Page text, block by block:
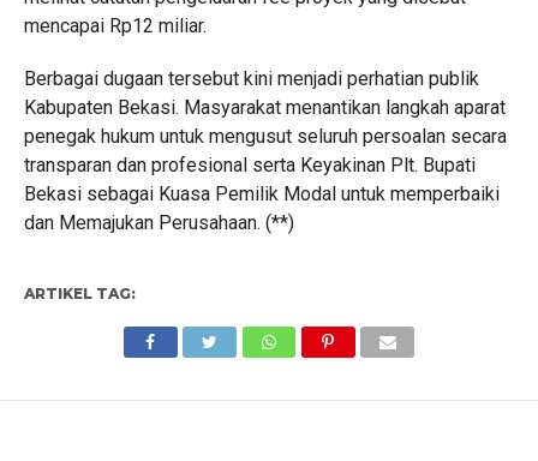
mencapai Rp12 miliar.
Berbagai dugaan tersebut kini menjadi perhatian publik
Kabupaten Bekasi. Masyarakat menantikan langkah aparat
penegak hukum untuk mengusut seluruh persoalan secara
transparan dan profesional serta Keyakinan Plt. Bupati
Bekasi sebagai Kuasa Pemilik Modal untuk memperbaiki
dan Memajukan Perusahaan. (**)
ARTIKEL TAG: